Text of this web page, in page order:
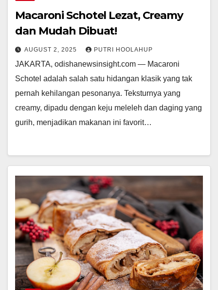
Macaroni Schotel Lezat, Creamy
dan Mudah Dibuat!
AUGUST 2, 2025 PUTRI HOOLAHUP
JAKARTA, odishanewsinsight.com — Macaroni
Schotel adalah salah satu hidangan klasik yang tak
pernah kehilangan pesonanya. Teksturnya yang
creamy, dipadu dengan keju meleleh dan daging yang
gurih, menjadikan makanan ini favorit…